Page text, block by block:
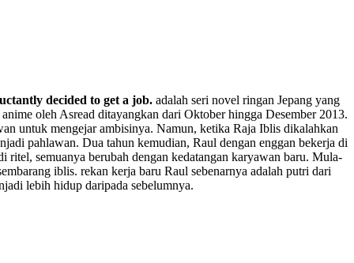
decided to get a job. adalah seri novel ringan Jepang yang
oleh Asread ditayangkan dari Oktober hingga Desember 2013.
untuk mengejar ambisinya. Namun, ketika Raja Iblis dikalahkan
pahlawan. Dua tahun kemudian, Raul dengan enggan bekerja di
semuanya berubah dengan kedatangan karyawan baru. Mula-
iblis. rekan kerja baru Raul sebenarnya adalah putri dari
lebih hidup daripada sebelumnya.